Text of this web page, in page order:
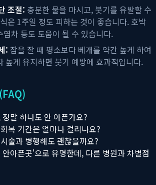
조절: 충분한 물을 마시고, 붓기를 유발할 수
은 1주일 정도 피하는 것이 좋습니다. 호박
염차 등도 도움이 될 수 있습니다.
: 잠을 잘 때 평소보다 베개를 약간 높게 하여
높게 유지하면 붓기 예방에 효과적입니다.
말 하나도 안 아픈가요?
복 기간은 얼마나 걸리나요?
술과 병행해도 괜찮을까요?
아픈곳'으로 유명한데, 다른 병원과 차별점